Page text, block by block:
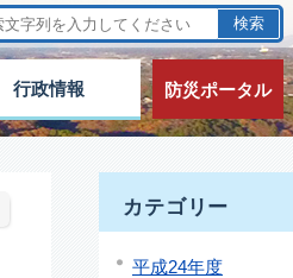
行政情報 防災ポータル
カテゴリー
平成24年度